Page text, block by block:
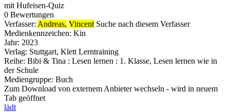
mit Hufeisen-Quiz
0 Bewertungen
Verfasser: Andreas, Vincent Suche nach diesem Verfasser
Medienkennzeichen: Kin
Jahr: 2023
Verlag: Stuttgart, Klett Lerntraining
Reihe: Bibi & Tina : Lesen lernen : 1. Klasse, Lesen lernen wie in
der Schule
Mediengruppe: Buch
Zum Download von externem Anbieter wechseln - wird in neuem
Tab geöffnet
lädt